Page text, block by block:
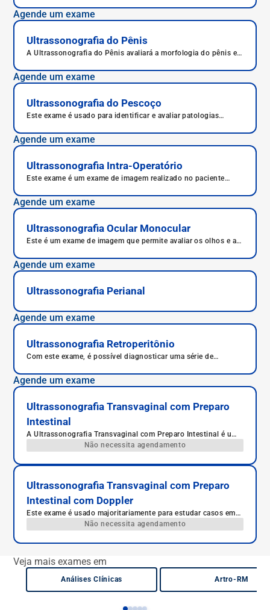
Agende um exame
Ultrassonografia do Pênis
A Ultrassonografia do Pênis avaliará a morfologia do pênis e
Agende um exame
Ultrassonografia do Pescoço
Este exame é usado para identificar e avaliar patologias
Agende um exame
Ultrassonografia Intra-Operatório
Este exame é um exame de imagem realizado no paciente
Agende um exame
Ultrassonografia Ocular Monocular
Este é um exame de imagem que permite avaliar os olhos e as
Agende um exame
Ultrassonografia Perianal
Agende um exame
Ultrassonografia Retroperitônio
Com este exame, é possível diagnosticar uma série de
adrenais e a presença de cistos ou tumores que porventura
possam afetar as glândulas.
Agende um exame
Ultrassonografia Transvaginal com Preparo
Intestinal
A Ultrassonografia Transvaginal com Preparo Intestinal é um
exame de imagem avançado que permite uma avaliação
detalhada da pelve feminina. É indicado para o diagnóstico da
endometriose profunda e outras condições ginecológicas.
oferece maior precisão na visualização das estruturas pélvicas
e intestinais, auxiliando médicos e pacientes no diagnóstico e
planejamento do tratamento.
Não necessita agendamento
Ultrassonografia Transvaginal com Preparo
Intestinal com Doppler
Este exame é usado majoritariamente para estudar casos em
que se há a suspeita de endometriose.
Não necessita agendamento
Veja mais exames em
Análises Clínicas Artro-RM